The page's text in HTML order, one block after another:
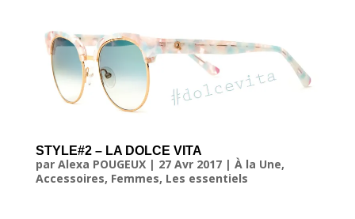
STYLE#2 – LA DOLCE VITA
par Alexa POUGEUX| 27 Avr 2017| À la Une,
Accessoires, Femmes, Les essentiels